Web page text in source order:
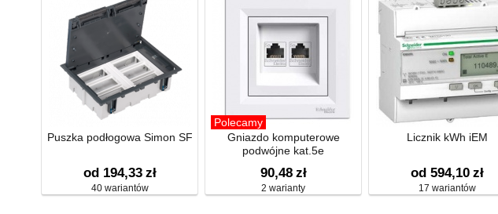
Puszka podłogowa Simon SF
od 194,33 zł
40 wariantów
Polecamy
Gniazdo komputerowe
podwójne kat.5e
90,48 zł
2 warianty
Licznik kWh iEM
od 594,10 zł
17 wariantów